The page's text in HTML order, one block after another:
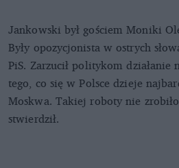
Jankowski był gościem Moniki
Były opozycjonista w ostrych
PiS. Zarzucił politykom działanie
tego, co się w Polsce dzieje
Moskwa. Takiej roboty nie
stwierdził.